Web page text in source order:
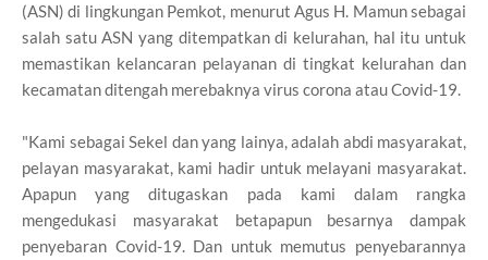
(ASN) di lingkungan Pemkot, menurut Agus H. Mamun sebagai
salah satu ASN yang ditempatkan di kelurahan, hal itu untuk
memastikan kelancaran pelayanan di tingkat kelurahan dan
kecamatan ditengah merebaknya virus corona atau Covid-19.
"Kami sebagai Sekel dan yang lainya, adalah abdi masyarakat,
pelayan masyarakat, kami hadir untuk melayani masyarakat.
Apapun yang ditugaskan pada kami dalam rangka
mengedukasi masyarakat betapapun besarnya dampak
penyebaran Covid-19. Dan untuk memutus penyebarannya